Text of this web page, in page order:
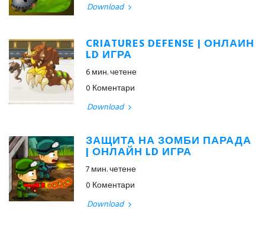
Download
CRIATURES DEFENSE | ОНЛАЙН
LD ИГРА
6 мин. четене
0 Коментари
Download
ЗАЩИТА НА ЗОМБИ ПАРАДА
| ОНЛАЙН LD ИГРА
7 мин. четене
0 Коментари
Download